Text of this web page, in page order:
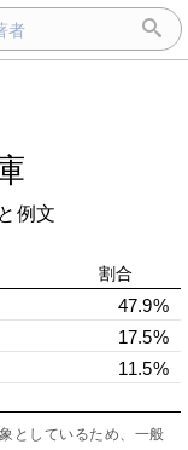
例文
割合
47.9%
17.5%
11.5%
としているため、一般